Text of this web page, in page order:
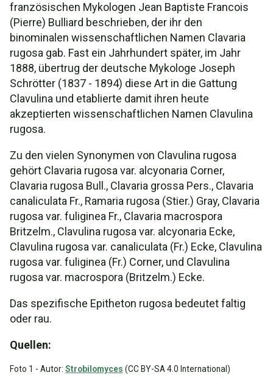
französischen Mykologen Jean Baptiste Francois
(Pierre) Bulliard beschrieben, der ihr den
binominalen wissenschaftlichen Namen Clavaria
rugosa gab. Fast ein Jahrhundert später, im Jahr
1888, übertrug der deutsche Mykologe Joseph
Schrötter (1837 - 1894) diese Art in die Gattung
Clavulina und etablierte damit ihren heute
akzeptierten wissenschaftlichen Namen Clavulina
rugosa.
Zu den vielen Synonymen von Clavulina rugosa
gehört Clavaria rugosa var. alcyonaria Corner,
Clavaria rugosa Bull., Clavaria grossa Pers., Clavaria
canaliculata Fr., Ramaria rugosa (Stier.) Gray, Clavaria
rugosa var. fuliginea Fr., Clavaria macrospora
Britzelm., Clavulina rugosa var. alcyonaria Ecke,
Clavulina rugosa var. canaliculata (Fr.) Ecke, Clavulina
rugosa var. fuliginea (Fr.) Corner, und Clavulina
rugosa var. macrospora (Britzelm.) Ecke.
Das spezifische Epitheton rugosa bedeutet faltig
oder rau.
Quellen:
Foto 1 - Autor: Strobilomyces (CC BY-SA 4.0 International)